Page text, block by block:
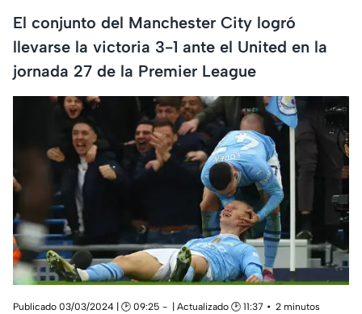
El conjunto del Manchester City logró
llevarse la victoria 3-1 ante el United en la
jornada 27 de la Premier League
Publicado 03/03/2024 | 🕑 09:25 | Actualizado 🕑 11:37
2 minutos